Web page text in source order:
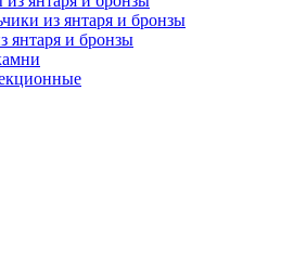
из янтаря и бронзы
янтаря и бронзы